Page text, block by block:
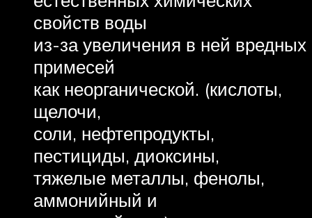
свойств воды
из-за увеличения в ней вредных
примесей
как неорганической. (кислоты,
щелочи,
соли, нефтепродукты,
пестициды, диоксины,
тяжелые металлы, фенолы,
аммонийный и